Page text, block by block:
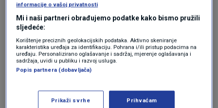
Oglas
informacije o vašoj privatnosti
Mi i naši partneri obrađujemo podatke kako bismo pružili
sljedeće:
Korištenje preciznih geolokacijskih podataka. Aktivno skeniranje
karakteristika uređaja za identifikaciju. Pohrana i/ili pristup podacima na
uređaju. Personalizirano oglašavanje i sadržaj, mjerenje oglašavanja i
sadržaja, uvidi u publiku i razvoj usluga.
Popis partnera (dobavljača)
Prikaži svrhe Prihvaćam